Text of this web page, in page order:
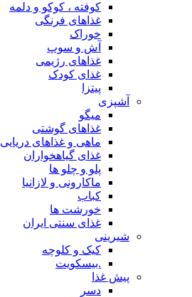
کوفته ، کوکو و دلمه
غذاهای فرنگی
خوراک
آش و سوپ
غذاهای رژیمی
غذای کودک
پیتزا
آشپزی
میگو
غذاهای گوشتی
ماهی و غذاهای دریایی
غذای گیاهخواران
پلو و چلو ها
ماکارونی و لازانیا
کباب
خورشت ها
غذای سنتی ایران
شیرینی
کیک و کلوچه
.بیسکویت
پیش غذا
دسر